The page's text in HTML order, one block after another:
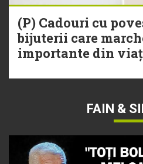
(P) Cadouri cu
bijuterii care
importante din
FAIN &